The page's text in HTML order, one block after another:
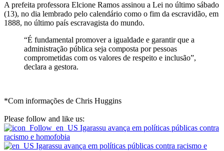
A prefeita professora Elcione Ramos assinou a Lei no último sábado
(13), no dia lembrado pelo calendário como o fim da escravidão, em
1888, no último país escravagista do mundo.
“É fundamental promover a igualdade e garantir que a
administração pública seja composta por pessoas
comprometidas com os valores de respeito e inclusão”,
declara a gestora.
*Com informações de Chris Huggins
Please follow and like us: